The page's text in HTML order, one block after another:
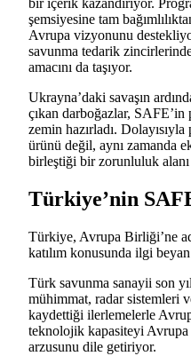
bir içerik kazandırıyor.
şemsiyesine tam
Avrupa vizyonunu
savunma tedarik zincirlerinde
amacını da taşıyor.
Ukrayna’daki savaşın
çıkan darboğazlar,
zemin hazırladı.
ürünü değil, aynı zamanda
birleştiği bir zorunluluk
Türkiye’nin
Türkiye, Avrupa Birliği’ne
katılım konusunda ilgi
Türk savunma sanayii son
mühimmat, radar sistemleri
kaydettiği ilerlemelerle
teknolojik kapasiteyi
arzusunu dile getiriyor.